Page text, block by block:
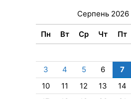
Серпень 2026
Пн Вт Ср Чт Пт
3
4 5 6 7
10
11 12 13 14